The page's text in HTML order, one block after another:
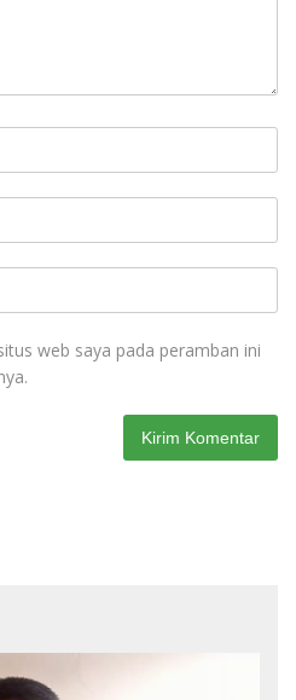
web saya pada peramban ini